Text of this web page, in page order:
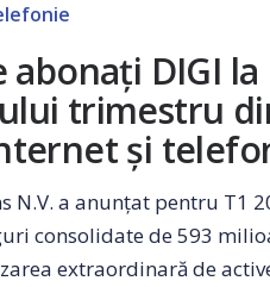
DIGI la
trimestru
și
N.V. a anunțat pentru T1
consolidate de 593
extraordinară de